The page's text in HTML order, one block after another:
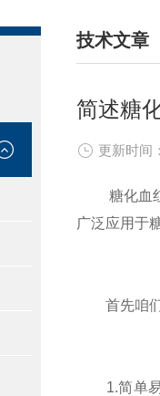
技术文章
/
简述糖
更新时
糖化血红
广泛应用于
首先咱们
1.简单易